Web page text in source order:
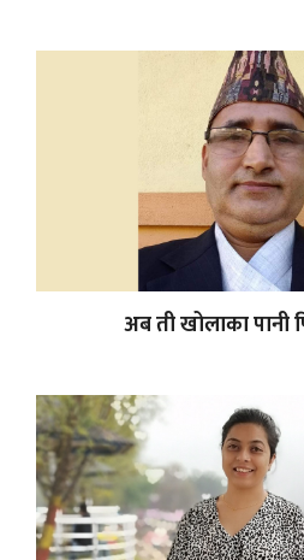
अब ती खोलाका पानी